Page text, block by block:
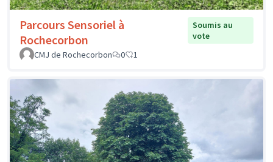
Parcours Sensoriel à
Rochecorbon
Soumis au
vote
CMJ de Rochecorbon
0 1